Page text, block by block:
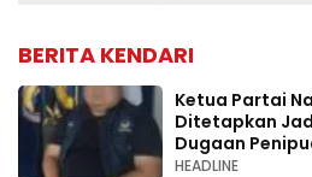
BERITA KENDARI
Ketua Partai
Ditetapkan
Dugaan
HEADLINE